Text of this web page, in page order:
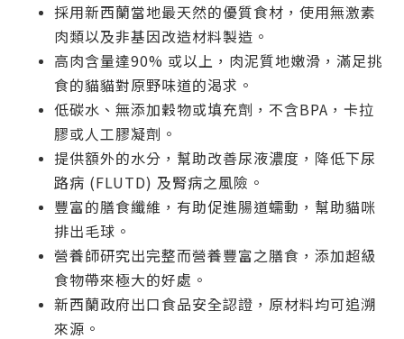
採用新西蘭當地最天然的優質食材，使用無激素
肉類以及非基因改造材料製造。
高肉含量達90% 或以上，肉泥質地嫩滑，滿足挑
食的貓貓對原野味道的渴求。
低碳水、無添加穀物或填充劑，不含BPA，卡拉
膠或人工膠凝劑。
提供額外的水分，幫助改善尿液濃度，降低下尿
路病 (FLUTD) 及腎病之風險。
豐富的膳食纖維，有助促進腸道蠕動，幫助貓咪
排出毛球。
營養師研究出完整而營養豐富之膳食，添加超級
食物帶來極大的好處。
新西蘭政府出口食品安全認證，原材料均可追溯
來源。